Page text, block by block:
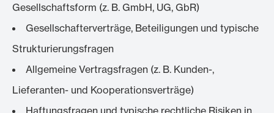
Gesellschaftsform (z. B. GmbH, UG, GbR)
Gesellschafterverträge, Beteiligungen und typische
Strukturierungsfragen
Allgemeine Vertragsfragen (z. B. Kunden-,
Lieferanten- und Kooperationsverträge)
Haftungsfragen und typische rechtliche Risiken in